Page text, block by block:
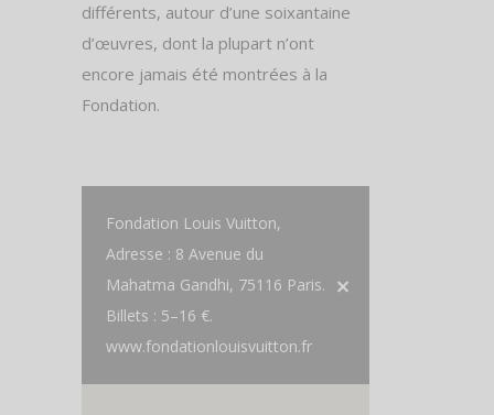
différents, autour d’une soixantaine
d’œuvres, dont la plupart n’ont
encore jamais été montrées à la
Fondation.
Fondation Louis Vuitton,
Adresse : 8 Avenue du
Mahatma Gandhi, 75116 Paris.
Billets : 5–16 €.
www.fondationlouisvuitton.fr